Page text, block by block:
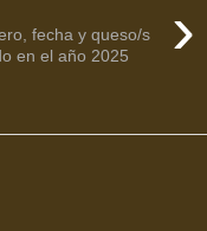
›
fecha y queso/s
en el año 2025